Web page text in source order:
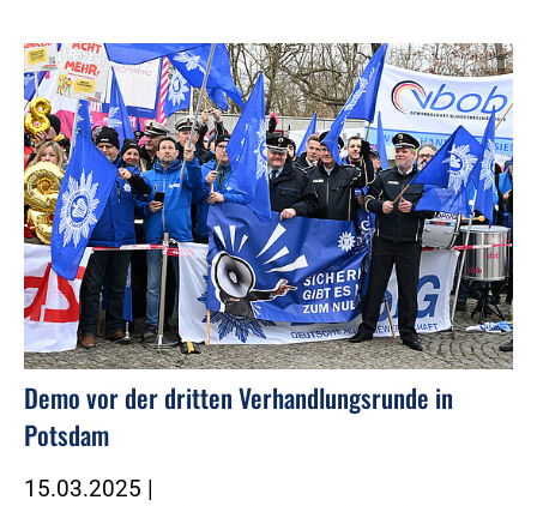
Foto:Foto: Windmüller
Demo vor der dritten Verhandlungsrunde in
Potsdam
15.03.2025 |